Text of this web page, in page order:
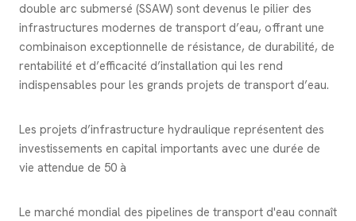
double arc submersé (SSAW) sont devenus le pilier des
infrastructures modernes de transport d’eau, offrant une
combinaison exceptionnelle de résistance, de durabilité, de
rentabilité et d’efficacité d’installation qui les rend
indispensables pour les grands projets de transport d’eau.
Les projets d’infrastructure hydraulique représentent des
investissements en capital importants avec une durée de
vie attendue de 50 à
Le marché mondial des pipelines de transport d'eau connaît